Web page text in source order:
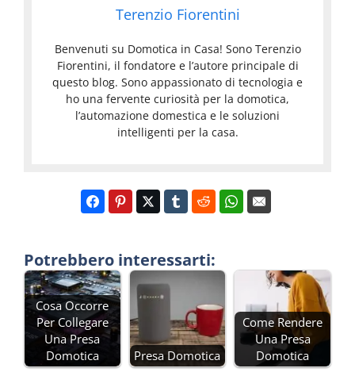
Terenzio Fiorentini
Benvenuti su Domotica in Casa! Sono Terenzio
Fiorentini, il fondatore e l’autore principale di
questo blog. Sono appassionato di tecnologia e
ho una fervente curiosità per la domotica,
l’automazione domestica e le soluzioni
intelligenti per la casa.
Potrebbero interessarti:
Cosa Occorre
Per Collegare
Una Presa
Domotica
Presa Domotica
Come Rendere
Una Presa
Domotica